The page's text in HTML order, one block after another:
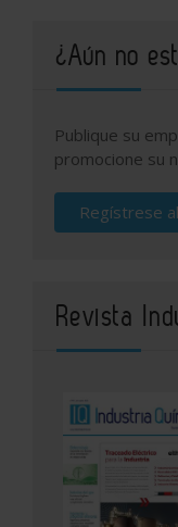
¿Aún no
Publique su
promocione su
Regístrese
Revista